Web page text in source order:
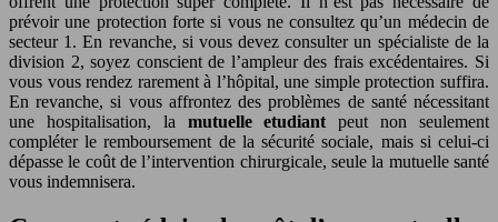
prévoir une protection forte si vous ne consultez qu’un médecin de
secteur 1. En revanche, si vous devez consulter un spécialiste de la
division 2, soyez conscient de l’ampleur des frais excédentaires. Si
vous vous rendez rarement à l’hôpital, une simple protection suffira.
En revanche, si vous affrontez des problèmes de santé nécessitant
une hospitalisation, la mutuelle etudiant peut non seulement
compléter le remboursement de la sécurité sociale, mais si celui-ci
dépasse le coût de l’intervention chirurgicale, seule la mutuelle santé
vous indemnisera.